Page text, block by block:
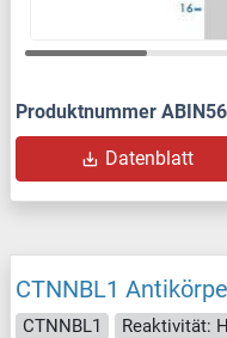
Produktnummer
Datenblatt
CTNNBL1
CTNNBL1 Reaktivität: